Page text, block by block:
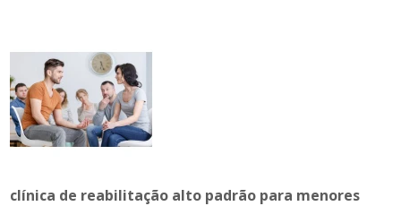
clínica de reabilitação alto padrão para menores